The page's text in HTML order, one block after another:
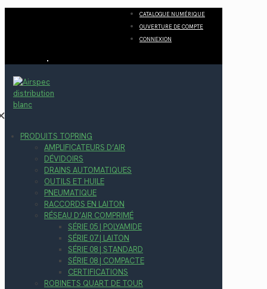
CATALOGUE NUMÉRIQUE
OUVERTURE DE COMPTE
CONNEXION
PRODUITS TOPRING
AMPLIFICATEURS D’AIR
DÉVIDOIRS
DRAINS AUTOMATIQUES
OUTILS ET HUILE
PNEUMATIQUE
RACCORDS EN LAITON
RÉSEAU D’AIR COMPRIMÉ
SÉRIE 05 | POLYAMIDE
SÉRIE 07 | LAITON
SÉRIE 08 | STANDARD
SÉRIE 08 | COMPACTE
CERTIFICATIONS
ROBINETS QUART DE TOUR